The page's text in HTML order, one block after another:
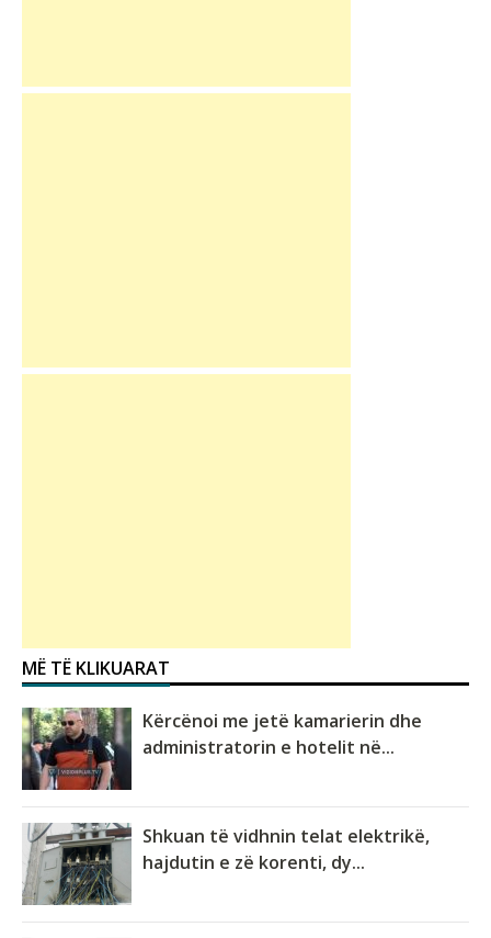
MË TË KLIKUARAT
Kërcënoi me jetë kamarierin dhe
administratorin e hotelit në...
Shkuan të vidhnin telat elektrikë,
hajdutin e zë korenti, dy...